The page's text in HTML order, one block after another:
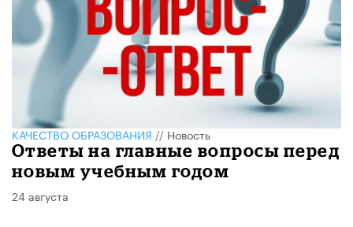
КАЧЕСТВО ОБРАЗОВАНИЯ // Новость
Ответы на главные вопросы перед
новым учебным годом
24 августа